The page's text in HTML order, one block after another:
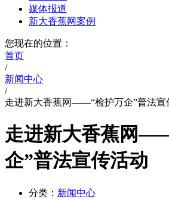
媒体报道
新大香蕉网案例
您现在的位置：
首页
/
新闻中心
/
走进新大香蕉网——“检护万企”普法宣
走进新大香蕉网
企”普法宣传活动
分类： 新闻中心